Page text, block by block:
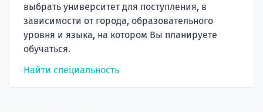
выбрать университет для поступления, в
зависимости от города, образовательного
уровня и языка, на котором Вы планируете
обучаться.
Найти специальность